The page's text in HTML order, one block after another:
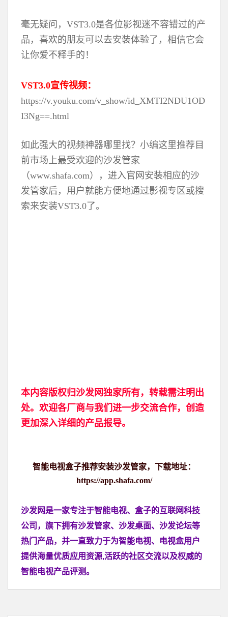
毫无疑问，VST3.0是各位影视迷不容错过的产
品，喜欢的朋友可以去安装体验了，相信它会
让你爱不释手的！
VST3.0宣传视频：
https://v.youku.com/v_show/id_XMTI2NDU1OD
I3Ng==.html
如此强大的视频神器哪里找？小编这里推荐目
前市场上最受欢迎的沙发管家
（www.shafa.com），进入官网安装相应的沙
发管家后，用户就能方便地通过影视专区或搜
索来安装VST3.0了。
本内容版权归沙发网独家所有，转载需注明出
处。欢迎各厂商与我们进一步交流合作，创造
更加深入详细的产品报导。
智能电视盒子推荐安装沙发管家，下载地址：
https://app.shafa.com/
沙发网是一家专注于智能电视、盒子的互联网科技
公司，旗下拥有沙发管家、沙发桌面、沙发论坛等
热门产品，并一直致力于为智能电视、电视盒用户
提供海量优质应用资源,活跃的社区交流以及权威的
智能电视产品评测。